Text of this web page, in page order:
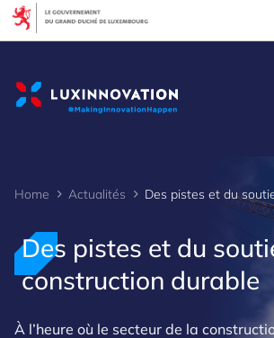
Home Actualités
Des pistes et du
construction durable
À l’heure où le secteur de la
Cookies management panel